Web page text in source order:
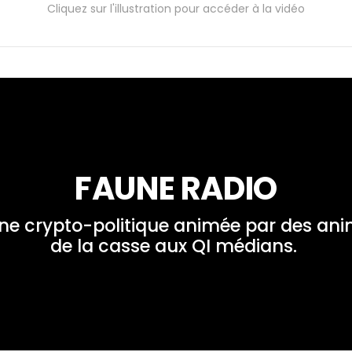
Cliquez sur l'illustration pour accéder à la vidéo
FAUNE RADIO
crypto-politique animée par des
de la casse aux QI médians.